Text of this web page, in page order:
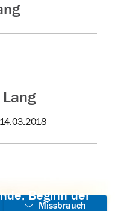
14.03.2018
Beginn der
Missbrauch